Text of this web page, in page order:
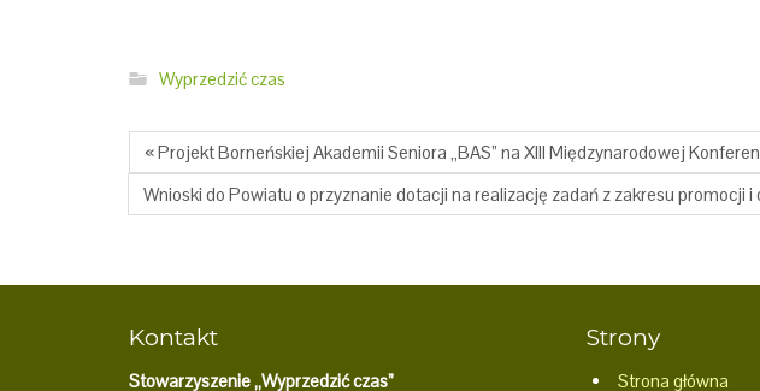
Wyprzedzić czas
« Projekt Borneńskiej Akademii Seniora „BAS” na XIII Międzynarodowej
Wnioski do Powiatu o przyznanie dotacji na realizację zadań z zakresu promocji
Kontakt
Stowarzyszenie „Wyprzedzić czas”
Strony
Strona główna